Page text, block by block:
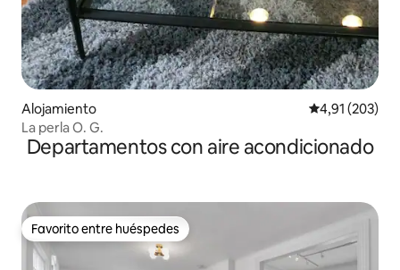
Alojamiento Calificación
4,91 (203)
La perla O. G.
Departamentos con aire acondicionado
Favorito entre huéspedes
Favorito entre huéspedes